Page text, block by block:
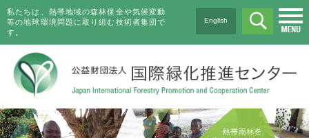
私たちは、熱帯地域の森林保全や気候変動
等の地球環境問題に取り組む技術者集団で
す。
English